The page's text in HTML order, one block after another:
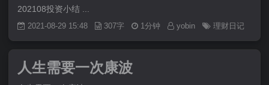
2021-08-29 15:48 307字 1分钟 yobin 理财日记
人生需要一次康波